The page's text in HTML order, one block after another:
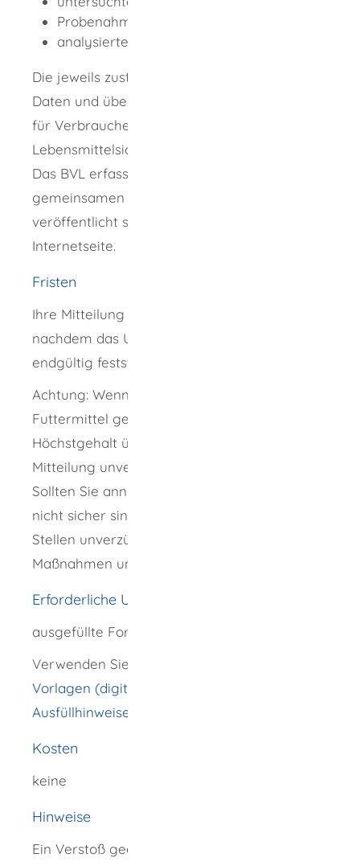
Probenahmeort
analysierter Stoff
Die jeweils zuständige Stelle anonymisiert die
Daten und übermittelt sie an das Bundesamt
für Verbraucherschutz und
Lebensmittelsicherheit (BVL).
Das BVL erfasst diese Ergebnisse in einem
gemeinsamen Datenpool, wertet sie aus und
veröffentlicht sie quartalsweise auf seiner
Internetseite.
Fristen
Ihre Mitteilung muss binnen 14 Tagen,
nachdem das Untersuchungsergebnis
endgültig feststeht, erfolgen.
Achtung: Wenn der für das jeweilige
Futtermittel gesetzlich festgesetzte
Höchstgehalt überschritten wurde, muss die
Mitteilung unverzüglich erfolgen.
Sollten Sie annehmen, dass Ihre Futtermittel
nicht sicher sind, müssen Sie die zuständigen
Stellen unverzüglich über ergriffene
Maßnahmen unterrichten.
Erforderliche Unterlagen
ausgefüllte Formulare
Verwenden Sie dazu die
Vorlagen (digitale Dateien) und
Ausfüllhinweise für die Excel-Tabellen
Kosten
keine
Hinweise
Ein Verstoß gegen die Mitteilungspflicht der